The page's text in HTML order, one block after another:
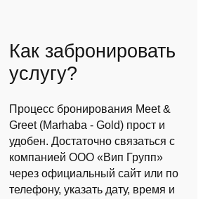
Как забронировать
услугу?
Процесс бронирования Meet &
Greet (Marhaba - Gold) прост и
удобен. Достаточно связаться с
компанией ООО «Вип Групп»
через официальный сайт или по
телефону, указать дату, время и